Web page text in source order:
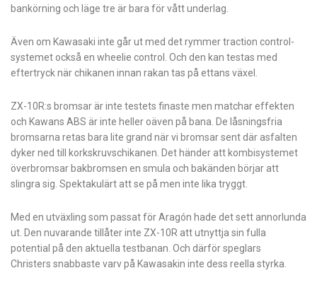
bankörning och läge tre är bara för vått underlag.
Även om Kawasaki inte går ut med det rymmer traction control-
systemet också en wheelie control. Och den kan testas med
eftertryck när chikanen innan rakan tas på ettans växel.
ZX-10R:s bromsar är inte testets finaste men matchar effekten
och Kawans ABS är inte heller oäven på bana. De låsningsfria
bromsarna retas bara lite grand när vi bromsar sent där asfalten
dyker ned till korkskruvschikanen. Det händer att kombisystemet
överbromsar bakbromsen en smula och bakänden börjar att
slingra sig. Spektakulärt att se på men inte lika tryggt.
Med en utväxling som passat för Aragón hade det sett annorlunda
ut. Den nuvarande tillåter inte ZX-10R att utnyttja sin fulla
potential på den aktuella testbanan. Och därför speglars
Christers­ snabbaste varv på Kawasakin inte dess reella styrka.